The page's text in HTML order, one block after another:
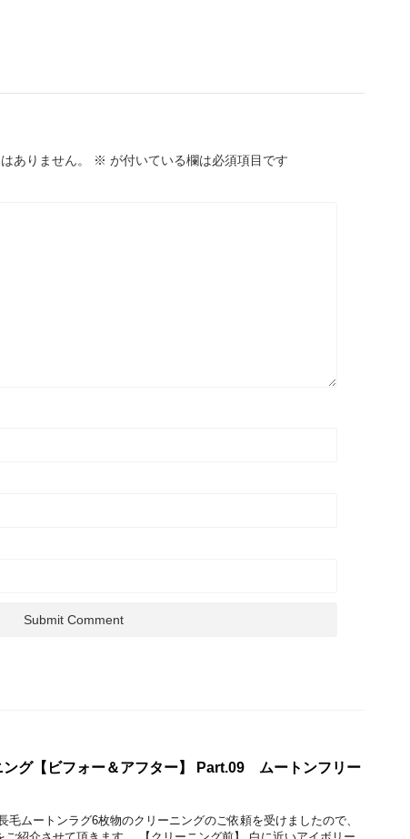
ありません。 ※ が付いている欄は必須項目です
ング【ビフォー＆アフター】 Part.09 ムートンフリー
毛ムートンラグ6枚物のクリーニングのご依頼を受けましたので、